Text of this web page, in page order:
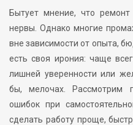
Бытует мнение, что
нервы. Однако многие
вне зависимости от опыта,
есть своя ирония: чаще
лишней уверенности или
бы, мелочах. Рассмотрим
ошибок при
сделать работу проще,